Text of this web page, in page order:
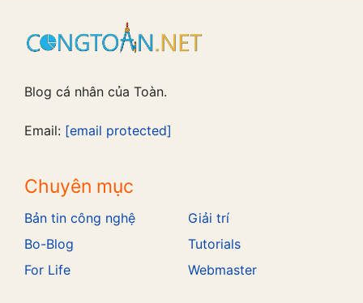
Blog cá nhân của Toàn.
Email: [email protected]
Chuyên mục
Bản tin công nghệ
Bo-Blog
For Life
Giải trí
Tutorials
Webmaster